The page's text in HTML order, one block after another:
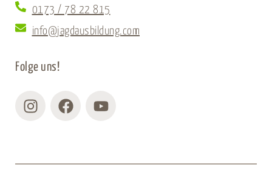
0173 / 78 22 815
info@jagdausbildung.com
Folge uns!
InstagramFacebookYoutube